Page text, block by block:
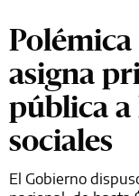
asigna
pública a
sociales
El Gobierno